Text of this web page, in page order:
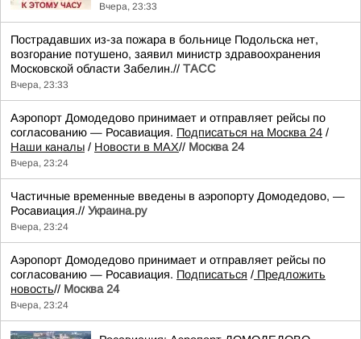
Вчера, 23:33
Пострадавших из-за пожара в больнице Подольска нет,
возгорание потушено, заявил министр здравоохранения
Московской области Забелин.// ТАСС
Вчера, 23:33
Аэропорт Домодедово принимает и отправляет рейсы по
согласованию — Росавиация. Подписаться на Москва 24 /
Наши каналы / Новости в MAX// Москва 24
Вчера, 23:24
Частичные временные введены в аэропорту Домодедово, —
Росавиация.// Украина.ру
Вчера, 23:24
Аэропорт Домодедово принимает и отправляет рейсы по
согласованию — Росавиация. Подписаться / Предложить
новость// Москва 24
Вчера, 23:24